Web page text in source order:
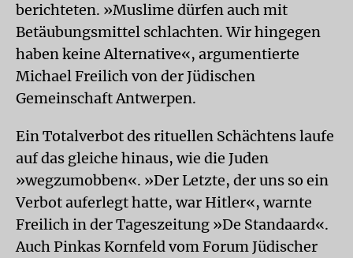
berichteten. »Muslime dürfen auch mit
Betäubungsmittel schlachten. Wir hingegen
haben keine Alternative«, argumentierte
Michael Freilich von der Jüdischen
Gemeinschaft Antwerpen.
Ein Totalverbot des rituellen Schächtens laufe
auf das gleiche hinaus, wie die Juden
»wegzumobben«. »Der Letzte, der uns so ein
Verbot auferlegt hatte, war Hitler«, warnte
Freilich in der Tageszeitung »De Standaard«.
Auch Pinkas Kornfeld vom Forum Jüdischer